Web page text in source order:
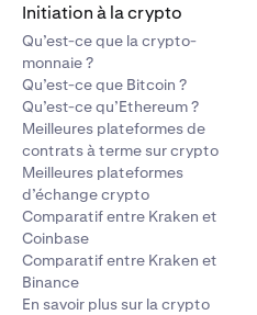
Initiation à la crypto
Qu’est-ce que la crypto-
monnaie ?
Qu’est-ce que Bitcoin ?
Qu’est-ce qu’Ethereum ?
Meilleures plateformes de
contrats à terme sur crypto
Meilleures plateformes
d’échange crypto
Comparatif entre Kraken et
Coinbase
Comparatif entre Kraken et
Binance
En savoir plus sur la crypto